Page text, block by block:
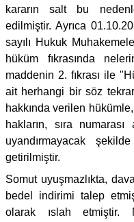
kararın salt bu
edilmiştir. Ayrıca
sayılı Hukuk
hüküm fıkrasında
maddenin 2. fıkrası ile
ait herhangi bir söz
hakkında verilen
hakların, sıra
uyandırmayacak
getirilmiştir.
Somut uyuşmazlıkta,
bedel indirimi talep
olarak ıslah etmiştir.